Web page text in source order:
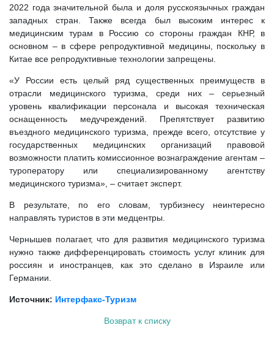
2022 года значительной была и доля русскоязычных граждан
западных стран. Также всегда был высоким интерес к
медицинским турам в Россию со стороны граждан КНР, в
основном – в сфере репродуктивной медицины, поскольку в
Китае все репродуктивные технологии запрещены.
«У России есть целый ряд существенных преимуществ в
отрасли медицинского туризма, среди них – серьезный
уровень квалификации персонала и высокая техническая
оснащенность медучреждений. Препятствует развитию
въездного медицинского туризма, прежде всего, отсутствие у
государственных медицинских организаций правовой
возможности платить комиссионное вознаграждение агентам –
туроператору или специализированному агентству
медицинского туризма», – считает эксперт.
В результате, по его словам, турбизнесу неинтересно
направлять туристов в эти медцентры.
Чернышев полагает, что для развития медицинского туризма
нужно также дифференцировать стоимость услуг клиник для
россиян и иностранцев, как это сделано в Израиле или
Германии.
Источник: Интерфакс-Туризм
Возврат к списку